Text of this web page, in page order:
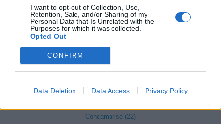
I want to opt-out of Collection, Use,
Retention, Sale, and/or Sharing of my
Personal Data that Is Unrelated with the
Purposes for which it was collected.
Opted Out
CONFIRM
Data Deletion Data Access Privacy Policy
Cavaion Veronese (147)
Cazzano di Tramigna (31)
Cerro Veronese (25)
Concamarise (22)